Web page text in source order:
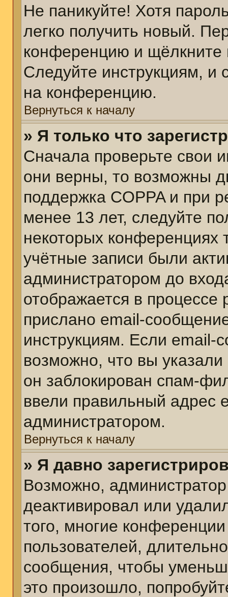
Не паникуйте! Хотя
легко получить новый.
конференцию и щёлкните
Следуйте инструкциям, и
на конференцию.
Вернуться к началу
» Я только что
Сначала проверьте свои
они верны, то возможны
поддержка COPPA и при
менее 13 лет, следуйте
некоторых конференциях
учётные записи были
администратором до
отображается в
прислано email-
инструкциям. Если email-
возможно, что вы
он заблокирован спам-
ввели правильный адрес
администратором.
Вернуться к началу
» Я давно
Возможно,
деактивировал или
того, многие
пользователей,
сообщения, чтобы
это произошло,